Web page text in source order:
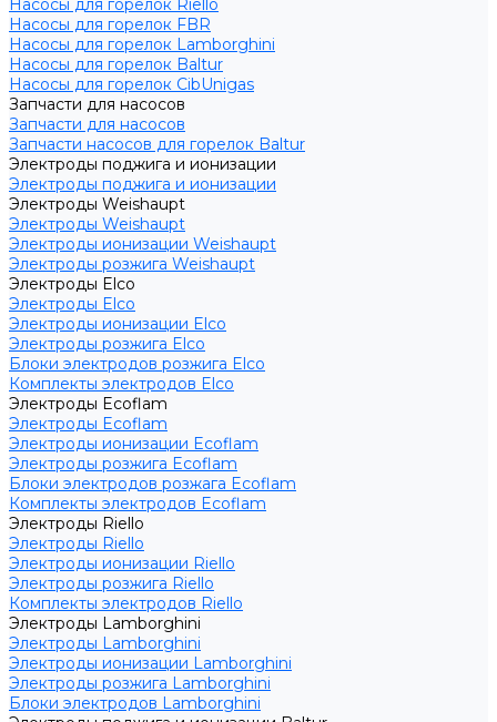
Насосы для горелок Riello
Насосы для горелок FBR
Насосы для горелок Lamborghini
Насосы для горелок Baltur
Насосы для горелок CibUnigas
Запчасти для насосов
Запчасти для насосов
Запчасти насосов для горелок Baltur
Электроды поджига и ионизации
Электроды поджига и ионизации
Электроды Weishaupt
Электроды Weishaupt
Электроды ионизации Weishaupt
Электроды розжига Weishaupt
Электроды Elco
Электроды Elco
Электроды ионизации Elco
Электроды розжига Elco
Блоки электродов розжига Elco
Комплекты электродов Elco
Электроды Ecoflam
Электроды Ecoflam
Электроды ионизации Ecoflam
Электроды розжига Ecoflam
Блоки электродов розжага Ecoflam
Комплекты электродов Ecoflam
Электроды Riello
Электроды Riello
Электроды ионизации Riello
Электроды розжига Riello
Комплекты электродов Riello
Электроды Lamborghini
Электроды Lamborghini
Электроды ионизации Lamborghini
Электроды розжига Lamborghini
Блоки электродов Lamborghini